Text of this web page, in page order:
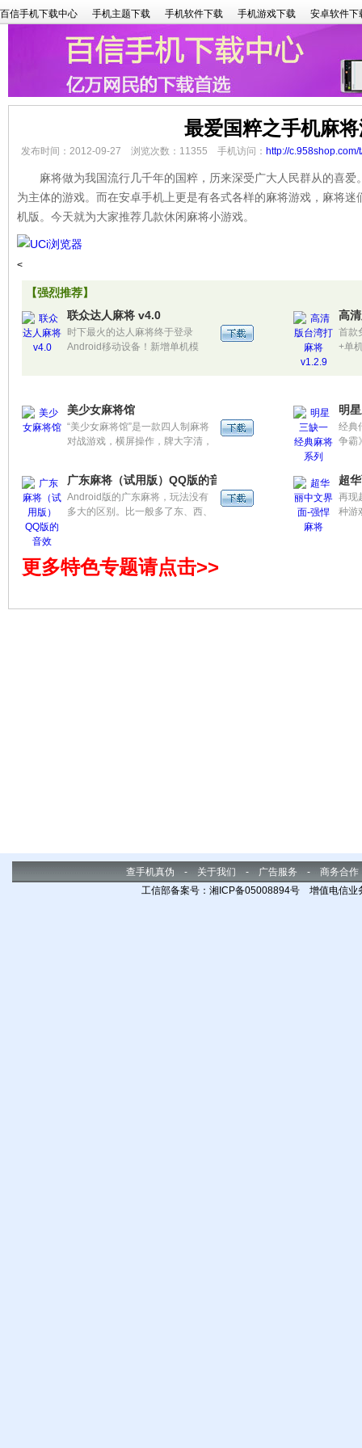
百信手机下载中心 手机主题下载 手机软件下载 手机游戏下载 安卓软件下
最爱国粹之手机麻
发布时间：2012-09-27 浏览次数：11355 手机访问： http://c.958shop.com/
麻将做为我国流行几千年的国粹，历来深受广大人民群从的喜爱
为主体的游戏。而在安卓手机上更是有各式各样的麻将游戏，麻将
机版。今天就为大家推荐几款休闲麻将小游戏。
<
【强烈推荐】
联众达人麻将 v4.0
时下最火的达人麻将终于登录
Android移动设备！新增单机模
高
首款
+单
美少女麻将馆
“美少女麻将馆”是一款四人制麻将
对战游戏，横屏操作，牌大字清，
已一起开始游戏，所有积分都会被
自动记录下来，可随时查看。
明
经典
争霸
广东麻将（试用版）QQ版的音效
Android版的广东麻将，玩法没有
多大的区别。比一般多了东、西、
超
再现
种游
更多特色专题请点击>>
查手机真伪 - 关于我们 - 广告服务 - 商务合作
工信部备案号：湘ICP备05008894号 增值电信